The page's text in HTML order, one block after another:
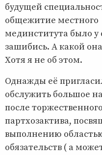
будущей
общежитие местного
мединститута было у
зашибись. А какой
Хотя я не об этом.
Однажды её
обслужить большое
после
партхозактива,
выполнению
обязательств ( а